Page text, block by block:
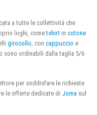
a tutte le collettività che
loghi, cometshirt in cotone
girocollo, con cappuccio e
sono ordinabili dalla taglia 5/6
per soddisfare le richieste
le offerte dedicate di Joma sul